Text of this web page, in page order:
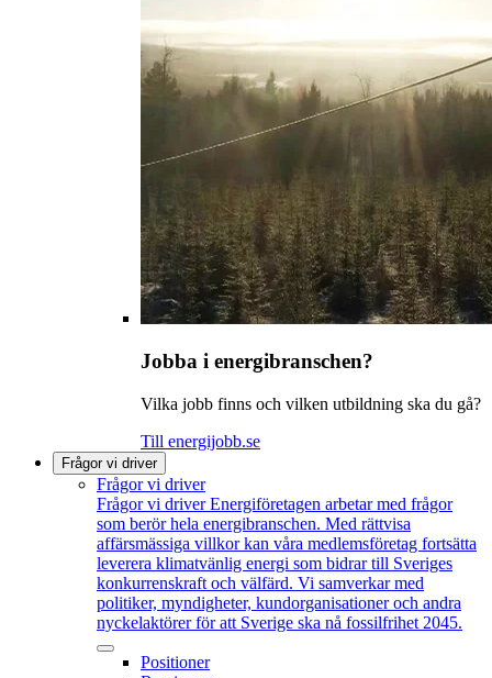
Jobba i energibranschen?
Vilka jobb finns och vilken utbildning ska du gå?
Till energijobb.se
Frågor vi driver
Frågor vi driver
Frågor vi driver Energiföretagen arbetar med frågor
som berör hela energibranschen. Med rättvisa
affärsmässiga villkor kan våra medlemsföretag fortsätta
leverera klimatvänlig energi som bidrar till Sveriges
konkurrenskraft och välfärd. Vi samverkar med
politiker, myndigheter, kundorganisationer och andra
nyckelaktörer för att Sverige ska nå fossilfrihet 2045.
Positioner